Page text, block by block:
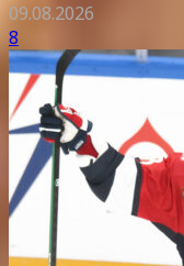
09.08.2026
8